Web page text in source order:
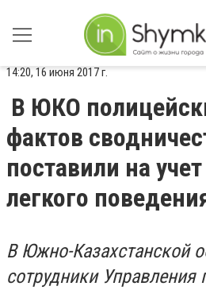
14:20, 16 июня 2017 г.
В ЮКО
фактов
поставили на
легкого
В Южно-Казахстанской
сотрудники Управления